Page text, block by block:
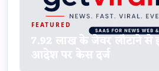
FEATURED
7.92 लाख के जेवर लौटाने से
आदेश पर केस दर्ज